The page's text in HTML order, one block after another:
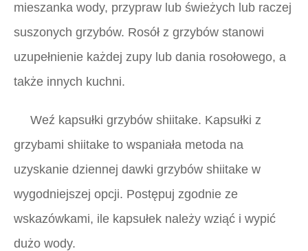
mieszanka wody, przypraw lub świeżych lub raczej
suszonych grzybów. Rosół z grzybów stanowi
uzupełnienie każdej zupy lub dania rosołowego, a
także innych kuchni.
Weź kapsułki grzybów shiitake. Kapsułki z
grzybami shiitake to wspaniała metoda na
uzyskanie dziennej dawki grzybów shiitake w
wygodniejszej opcji. Postępuj zgodnie ze
wskazówkami, ile kapsułek należy wziąć i wypić
dużo wody.